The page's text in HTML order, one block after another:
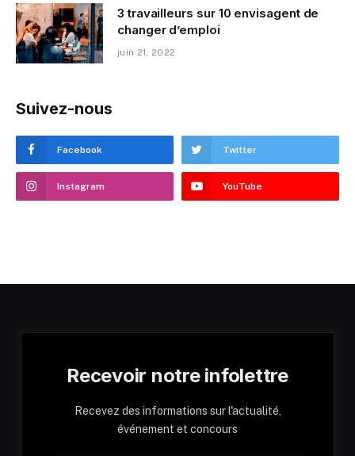
3 travailleurs sur 10 envisagent de
changer d’emploi
juin 21, 2022
Suivez-nous
Facebook Twitter
Instagram YouTube
Recevoir notre infolettre
Recevez des informations sur l'actualité,
événement et concours